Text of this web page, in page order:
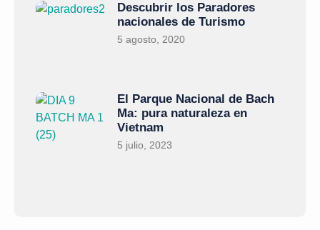
Descubrir los Paradores
nacionales de Turismo
5 agosto, 2020
El Parque Nacional de Bach
Ma: pura naturaleza en
Vietnam
5 julio, 2023